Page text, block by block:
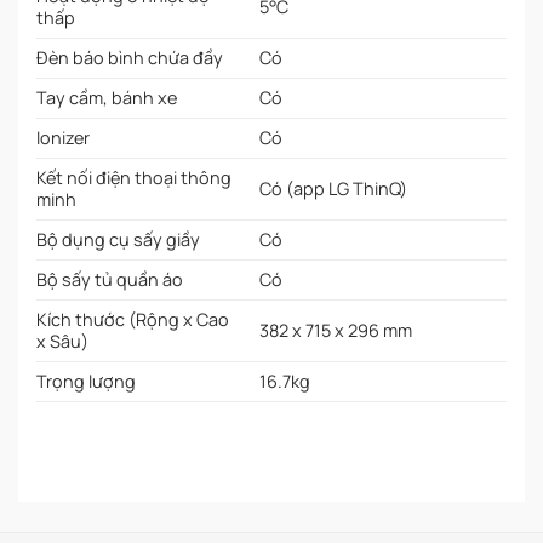
thấp
5°C
Đèn báo bình chứa đầy
Có
Tay cầm, bánh xe
Có
Ionizer
Có
Kết nối điện thoại thông
minh
Có (app LG ThinQ)
Bộ dụng cụ sấy giầy
Có
Bộ sấy tủ quần áo
Có
Kích thước (Rộng x Cao
x Sâu)
382 x 715 x 296 mm
Trọng lượng 16.7kg